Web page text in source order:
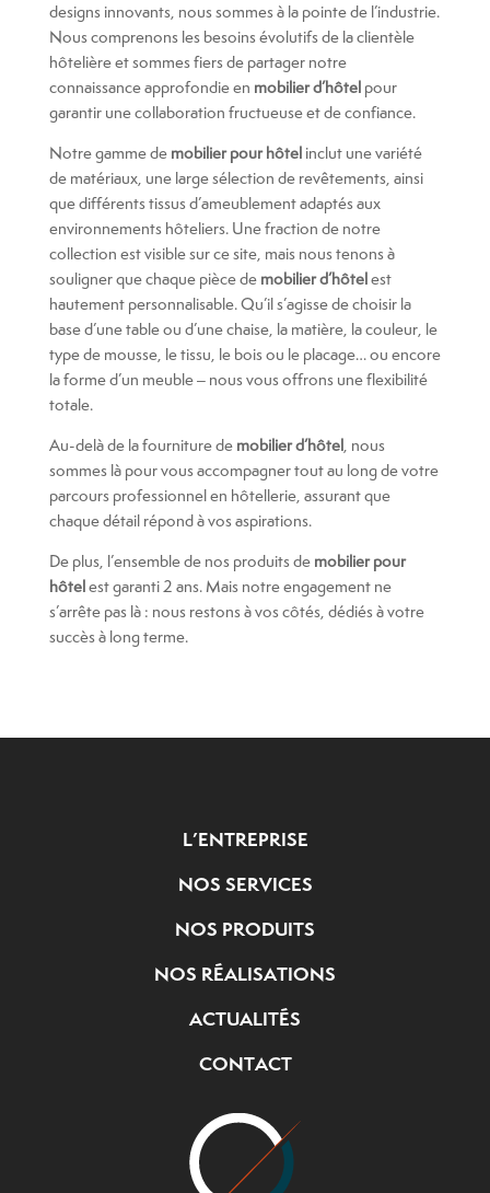
designs innovants, nous sommes à la pointe de l’industrie.
Nous comprenons les besoins évolutifs de la clientèle
hôtelière et sommes fiers de partager notre
connaissance approfondie en mobilier d’hôtelpour
garantir une collaboration fructueuse et de confiance.
Notre gamme de mobilier pour hôtelinclut une variété
de matériaux, une large sélection de revêtements, ainsi
que différents tissus d’ameublement adaptés aux
environnements hôteliers. Une fraction de notre
collection est visible sur ce site, mais nous tenons à
souligner que chaque pièce de mobilier d’hôtelest
hautement personnalisable. Qu’il s’agisse de choisir la
base d’une table ou d’une chaise, la matière, la couleur, le
type de mousse, le tissu, le bois ou le placage… ou encore
la forme d’un meuble – nous vous offrons une flexibilité
totale.
Au-delà de la fourniture de mobilier d’hôtel, nous
sommes là pour vous accompagner tout au long de votre
parcours professionnel en hôtellerie, assurant que
chaque détail répond à vos aspirations.
De plus, l’ensemble de nos produits de mobilier pour
hôtelest garanti 2 ans. Mais notre engagement ne
s’arrête pas là : nous restons à vos côtés, dédiés à votre
succès à long terme.
L’ENTREPRISE
NOS SERVICES
NOS PRODUITS
NOS RÉALISATIONS
ACTUALITÉS
CONTACT